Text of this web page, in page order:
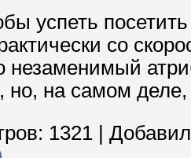
успеть
со
незаменимый
но, на самом
1321